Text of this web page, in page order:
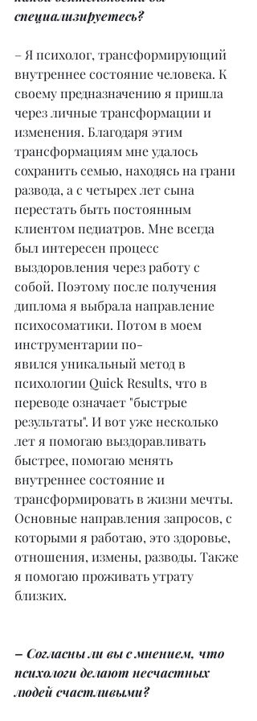
специализируетесь?
– Я психолог, трансформирующий
внутреннее состояние человека. К
своему предназначению я пришла
через личные трансформации и
изменения. Благодаря этим
трансформациям мне удалось
сохранить семью, находясь на грани
развода, а с четырех лет сына
перестать быть постоянным
клиентом педиатров. Мне всегда
был интересен процесс
выздоровления через работу с
собой. Поэтому после получения
диплома я выбрала направление
психосоматики. Потом в моем
инструментарии по-
явился уникальный метод в
психологии Quick Results, что в
переводе означает "быстрые
результаты". И вот уже несколько
лет я помогаю выздоравливать
быстрее, помогаю менять
внутреннее состояние и
трансформировать в жизни мечты.
Основные направления запросов, с
которыми я работаю, это здоровье,
отношения, измены, разводы. Также
я помогаю проживать утрату
близких.
– Согласны ли вы с мнением, что
психологи делают несчастных
людей счастливыми?